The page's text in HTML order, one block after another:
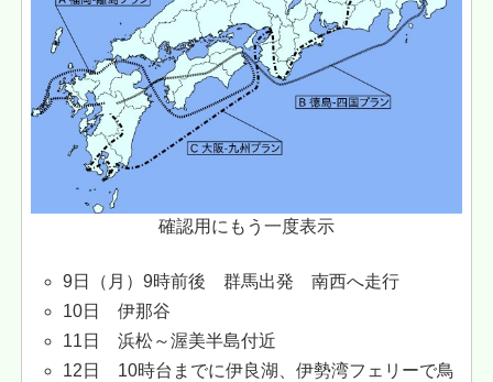
確認用にもう一度表示
9日（月）9時前後 群馬出発 南西へ走行
10日 伊那谷
11日 浜松～渥美半島付近
12日 10時台までに伊良湖、伊勢湾フェリーで鳥